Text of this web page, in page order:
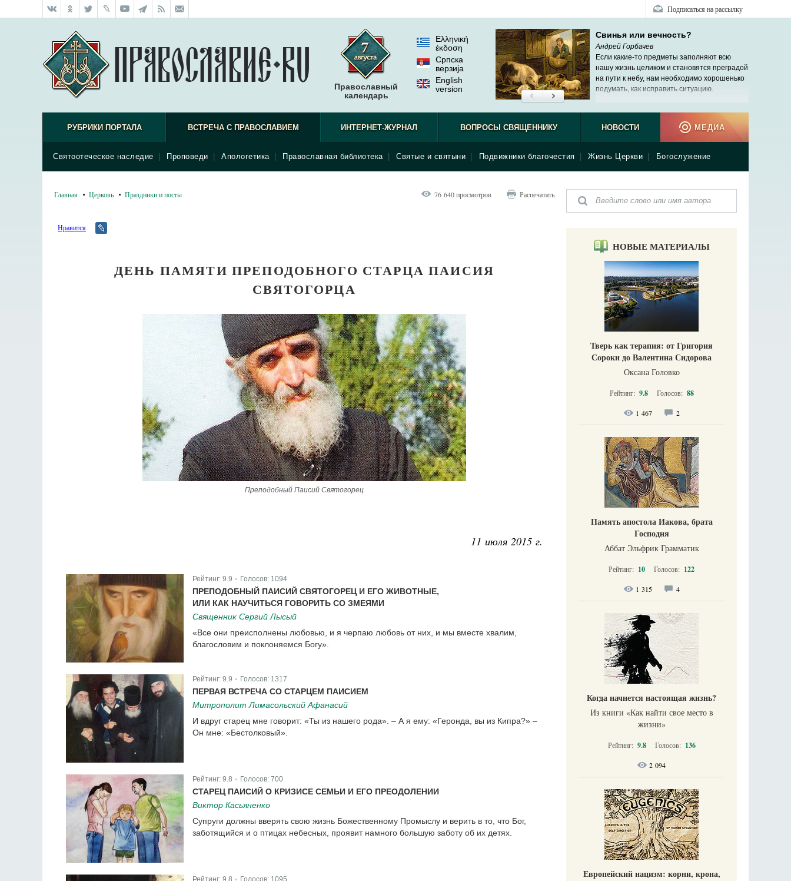
Подписаться на рассылку
Православный
календарь
Ελληνική
έκδοση
Српска
верзиjа
English
version
Свинья или вечность?
Андрей Горбачев
Если какие-то предметы заполняют всю
нашу жизнь целиком и становятся преградой
на пути к небу, нам необходимо хорошенько
подумать, как исправить ситуацию.
РУБРИКИ ПОРТАЛА ВСТРЕЧА С ПРАВОСЛАВИЕМ
Святоотеческое наследие Проповеди Апологетика Православная библиотека Святые и святыни Подвижники благочестия Жизнь Церкви Богослужение
ИНТЕРНЕТ-ЖУРНАЛ ВОПРОСЫ СВЯЩЕННИКУ НОВОСТИ МЕДИА
Главная Церковь Праздники и посты 76 640 просмотров Распечатать
Нравится
ДЕНЬ ПАМЯТИ ПРЕПОДОБНОГО СТАРЦА ПАИСИЯ
СВЯТОГОРЦА
Преподобный Паисий Святогорец
11 июля 2015 г.
Рейтинг: 9.9 Голосов: 1094
ПРЕПОДОБНЫЙ ПАИСИЙ СВЯТОГОРЕЦ И ЕГО ЖИВОТНЫЕ,
ИЛИ КАК НАУЧИТЬСЯ ГОВОРИТЬ СО ЗМЕЯМИ
Священник Сергий Лысый
«Все они преисполнены любовью, и я черпаю любовь от них, и мы вместе хвалим,
благословим и поклоняемся Богу».
Рейтинг: 9.9 Голосов: 1317
ПЕРВАЯ ВСТРЕЧА СО СТАРЦЕМ ПАИСИЕМ
Митрополит Лимасольский Афанасий
И вдруг старец мне говорит: «Ты из нашего рода». – А я ему: «Геронда, вы из Кипра?» –
Он мне: «Бестолковый».
Рейтинг: 9.8 Голосов: 700
СТАРЕЦ ПАИСИЙ О КРИЗИСЕ СЕМЬИ И ЕГО ПРЕОДОЛЕНИИ
Виктор Касьяненко
Супруги должны вверять свою жизнь Божественному Промыслу и верить в то, что Бог,
заботящийся и о птицах небесных, проявит намного большую заботу об их детях.
Рейтинг: 9.8 Голосов: 1095
НОВЫЕ МАТЕРИАЛЫ
Тверь как терапия: от Григория
Сороки до Валентина Сидорова
Оксана Головко
Рейтинг: 9.8 Голосов: 88
1 467 2
Память апостола Иакова, брата
Господня
Аббат Эльфрик Грамматик
Рейтинг: 10 Голосов: 122
1 315 4
Когда начнется настоящая жизнь?
Из книги «Как найти свое место в
жизни​»
Рейтинг: 9.8 Голосов: 136
2 094
Европейский нацизм: корни, крона,